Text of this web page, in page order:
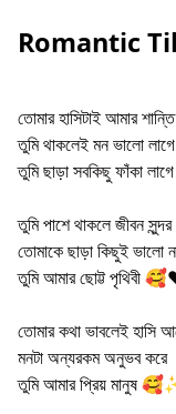
Romantic
তোমার হাসিটাই আমার শান্তি
তুমি থাকলেই মন ভালো লাগে
তুমি ছাড়া সবকিছু ফাঁকা
তুমি পাশে থাকলে জীবন সুন্দর
তোমাকে ছাড়া কিছুই ভালো
তুমি আমার ছোট্ট পৃথিবী
তোমার কথা ভাবলেই হাসি
মনটা অন্যরকম অনুভব করে
তুমি আমার প্রিয় মানুষ